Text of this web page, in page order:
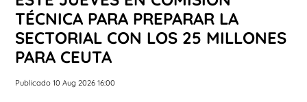
TÉCNICA PARA PREPARAR LA
SECTORIAL CON LOS 25 MILLONES
PARA CEUTA
Publicado 10 Aug 2026 16:00